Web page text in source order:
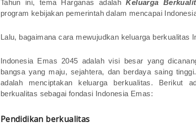
Tahun ini, tema Harganas adalahKeluarga
program kebijakan pemerintah dalam mencapai
Lalu, bagaimana cara mewujudkan keluarga berkualitas
Indonesia Emas 2045 adalah visi besar yang
bangsa yang maju, sejahtera, dan berdaya saing
adalah menciptakan keluarga berkualitas. Berikut
berkualitas sebagai fondasi Indonesia Emas:
Pendidikan berkualitas